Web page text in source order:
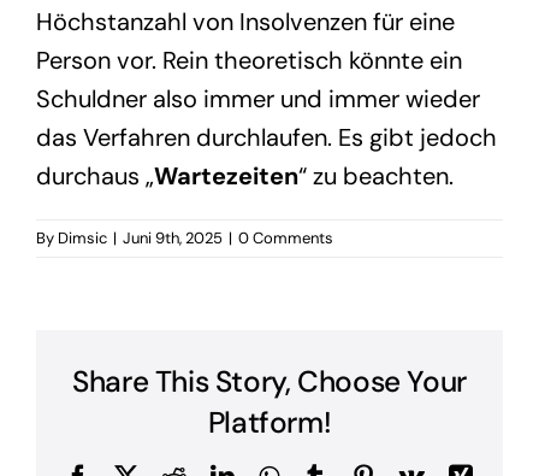
Höchstanzahl von Insolvenzen für eine
Person vor. Rein theoretisch könnte ein
Schuldner also immer und immer wieder
das Verfahren durchlaufen. Es gibt jedoch
durchaus „Wartezeiten“ zu beachten.
By Dimsic | Juni 9th, 2025 | 0 Comments
Share This Story, Choose Your
Platform!